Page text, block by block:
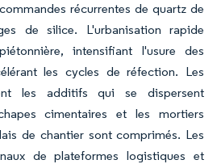
récurrentes de quartz de
de silice. L'urbanisation rapide
intensifiant l'usure des
les cycles de réfection. Les
les additifs qui se dispersent
cimentaires et les mortiers
de chantier sont comprimés. Les
de plateformes logistiques et